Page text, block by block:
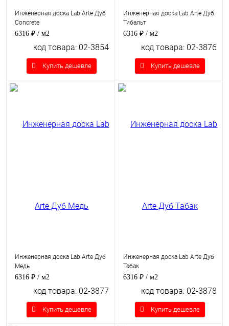
Инженерная доска Lab Arte Дуб
Concrete
6316 ₽ / м2
код товара: 02-3854
Купить дешевле
Инженерная доска Lab Arte Дуб
Тибальт
6316 ₽ / м2
код товара: 02-3876
Купить дешевле
Инженерная доска Lab Arte Дуб
Медь
6316 ₽ / м2
код товара: 02-3877
Купить дешевле
Инженерная доска Lab Arte Дуб
Табак
6316 ₽ / м2
код товара: 02-3878
Купить дешевле